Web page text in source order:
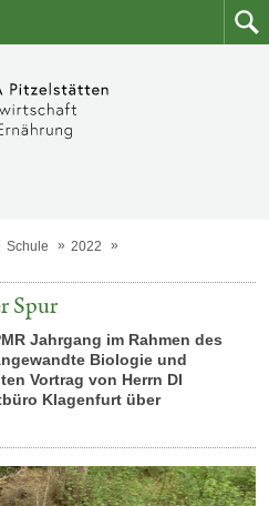
Zum
Schule
2022
Spur
Jahrgang im Rahmen des
Biologie und
Vortrag von Herrn DI
Klagenfurt über